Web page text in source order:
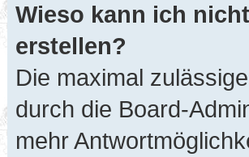
Wieso kann ich
erstellen?
Die maximal
durch die Board-
mehr